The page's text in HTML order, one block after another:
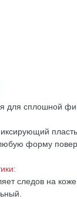
для сплошной
форму
следов на